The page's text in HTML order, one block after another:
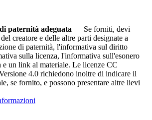
paternità adeguata — Se forniti, devi
creatore e delle altre parti designate a
di paternità, l'informativa sul diritto
sulla licenza, l'informativa sull'esonero
e un link al materiale. Le licenze CC
4.0 richiedono inoltre di indicare il
se fornito, e possono presentare altre lievi